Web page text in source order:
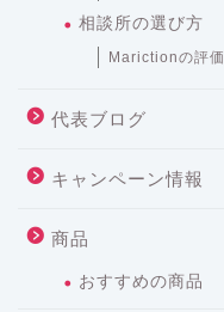
相談所の選び方
Marictionの評価
代表ブログ
キャンペーン情報
商品
おすすめの商品